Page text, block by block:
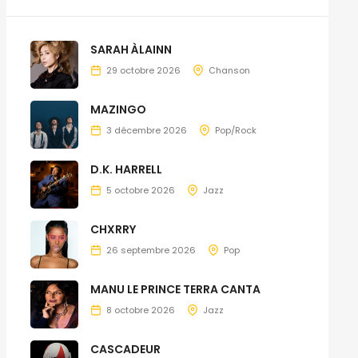
SARAH ÀLAINN
29 octobre 2026 Chanson
MAZINGO
3 décembre 2026 Pop/Rock
D.K. HARRELL
5 octobre 2026 Jazz
CHXRRY
26 septembre 2026 Pop
MANU LE PRINCE TERRA CANTA
8 octobre 2026 Jazz
CASCADEUR